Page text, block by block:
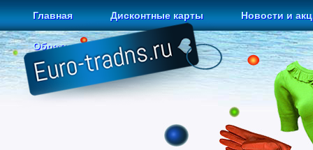
Главная Дисконтные карты Новости и
Обратная связь